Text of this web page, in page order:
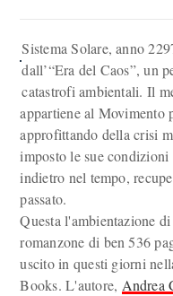
Sistema Solare, anno
dall’“Era del Caos”, un
catastrofi ambientali. Il
appartiene al Movimento
approfittando della crisi
imposto le sue
indietro nel tempo,
passato.
Questa l'ambientazione di
romanzone di ben 536
uscito in questi giorni
Books. L'autore, Andrea